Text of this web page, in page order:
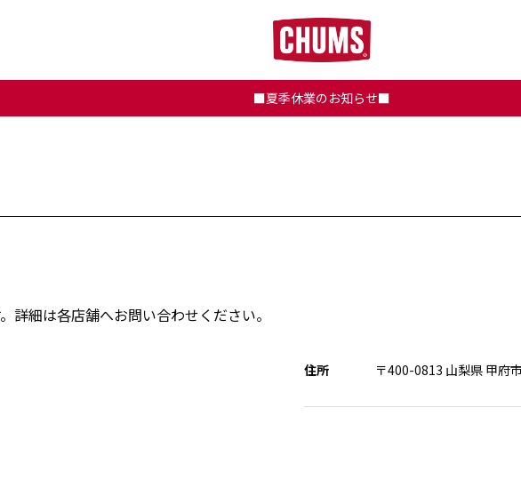
■夏季休業のお知らせ■
詳細は各店舗へお問い合わせください。
住所 〒400-0813 山梨県 甲府